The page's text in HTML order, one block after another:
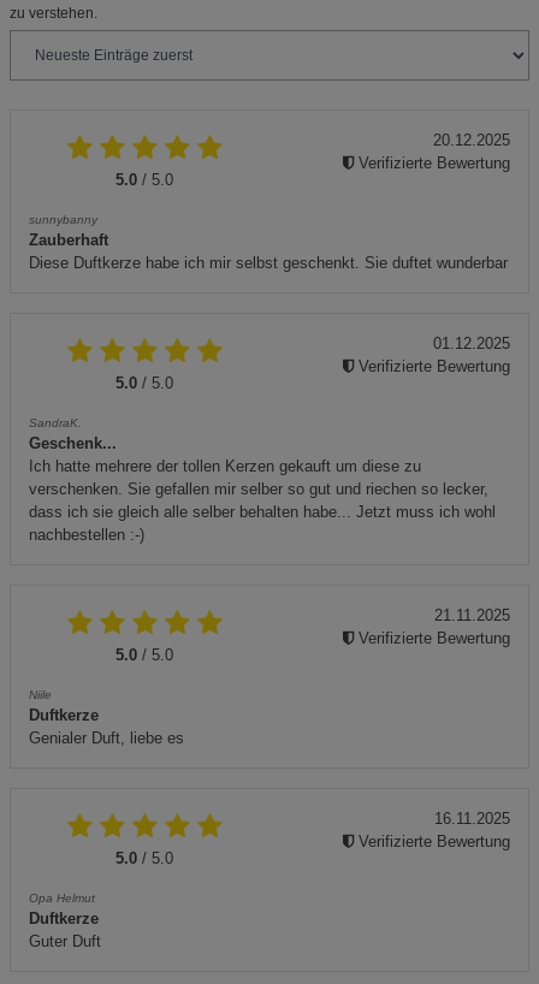
zu verstehen.
5.0 / 5.0
sunnybanny
Zauberhaft
Diese Duftkerze habe ich mir selbst geschenkt. Sie duftet wunderbar
20.12.2025
Verifizierte Bewertung
5.0 / 5.0
SandraK.
Geschenk...
Ich hatte mehrere der tollen Kerzen gekauft um diese zu
verschenken. Sie gefallen mir selber so gut und riechen so lecker,
dass ich sie gleich alle selber behalten habe... Jetzt muss ich wohl
nachbestellen :-)
01.12.2025
Verifizierte Bewertung
5.0 / 5.0
Niile
Duftkerze
Genialer Duft, liebe es
21.11.2025
Verifizierte Bewertung
5.0 / 5.0
Opa Helmut
Duftkerze
Guter Duft
16.11.2025
Verifizierte Bewertung